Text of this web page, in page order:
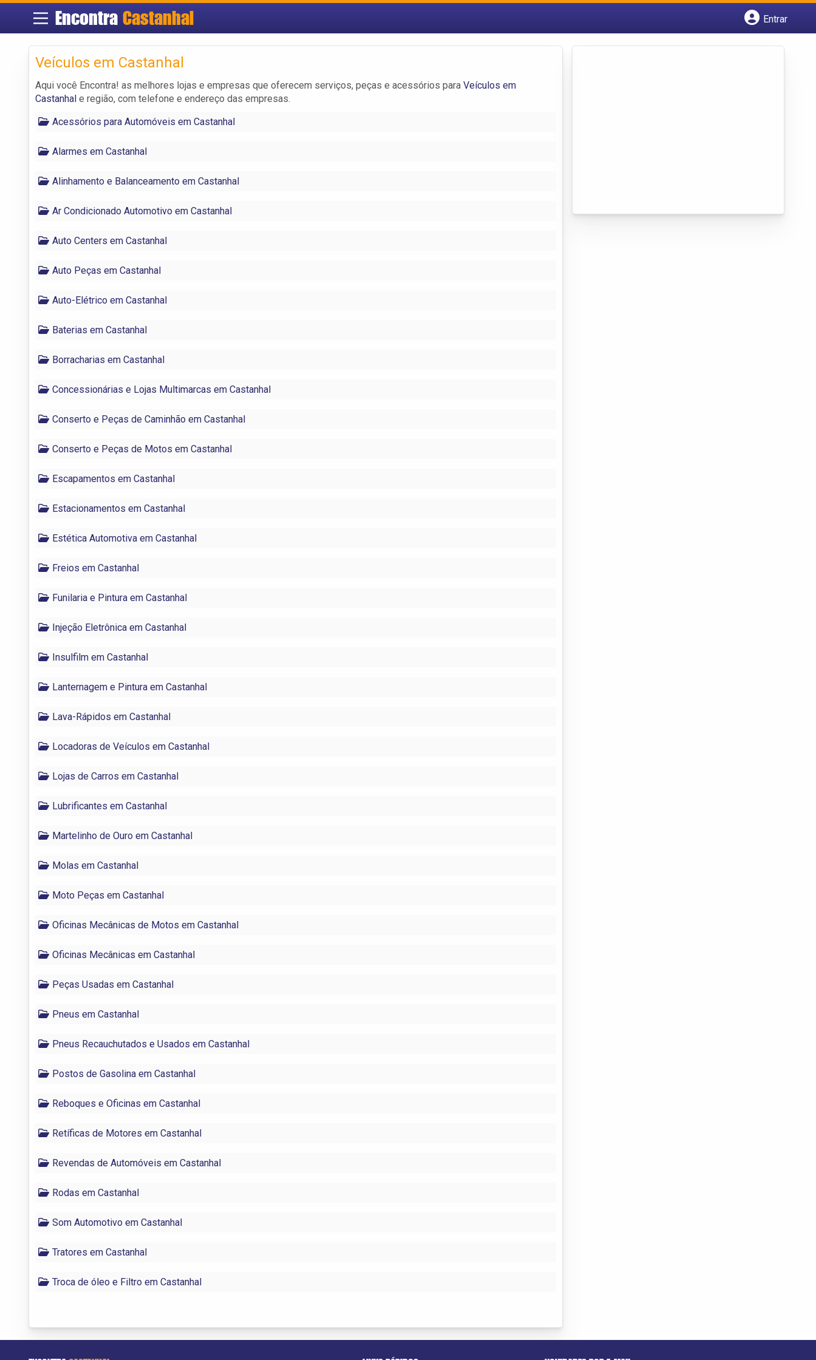
Encontra Castanhal
Entrar
Veículos em Castanhal
Aqui você Encontra! as melhores lojas e empresas que oferecem serviços, peças e acessórios para Veículos em
Castanhal e região, com telefone e endereço das empresas.
Acessórios para Automóveis em Castanhal
Alarmes em Castanhal
Alinhamento e Balanceamento em Castanhal
Ar Condicionado Automotivo em Castanhal
Auto Centers em Castanhal
Auto Peças em Castanhal
Auto-Elétrico em Castanhal
Baterias em Castanhal
Borracharias em Castanhal
Concessionárias e Lojas Multimarcas em Castanhal
Conserto e Peças de Caminhão em Castanhal
Conserto e Peças de Motos em Castanhal
Escapamentos em Castanhal
Estacionamentos em Castanhal
Estética Automotiva em Castanhal
Freios em Castanhal
Funilaria e Pintura em Castanhal
Injeção Eletrônica em Castanhal
Insulfilm em Castanhal
Lanternagem e Pintura em Castanhal
Lava-Rápidos em Castanhal
Locadoras de Veículos em Castanhal
Lojas de Carros em Castanhal
Lubrificantes em Castanhal
Martelinho de Ouro em Castanhal
Molas em Castanhal
Moto Peças em Castanhal
Oficinas Mecânicas de Motos em Castanhal
Oficinas Mecânicas em Castanhal
Peças Usadas em Castanhal
Pneus em Castanhal
Pneus Recauchutados e Usados em Castanhal
Postos de Gasolina em Castanhal
Reboques e Oficinas em Castanhal
Retíficas de Motores em Castanhal
Revendas de Automóveis em Castanhal
Rodas em Castanhal
Som Automotivo em Castanhal
Tratores em Castanhal
Troca de óleo e Filtro em Castanhal